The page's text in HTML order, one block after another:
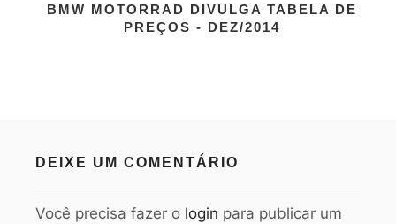
BMW MOTORRAD DIVULGA TABELA DE
PREÇOS - DEZ/2014
DEIXE UM COMENTÁRIO
Você precisa fazer o login para publicar um